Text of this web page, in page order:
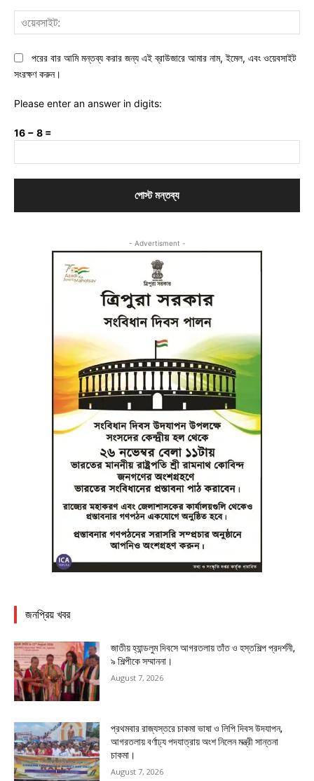
পরের বার আমি মন্তব্য করার জন্য এই ব্রাউজারে আমার নাম, ইমেল, এবং ওয়েবসাইট
সংরক্ষণ করুন।
Please enter an answer in digits:
16 − 8 =
- Advertisment -
জনপ্রিয় খবর
জাতীয় হ্যান্ডলুম দিবসে আগরতলায় তাঁত ও হস্তশিল্প প্রদর্শনী,
৯ শিল্পীকে সম্মাননা।
August 7, 2026
প্রথমবার রাজ্যস্তরে চাকমা ভাষা ও লিপি দিবস উদযাপন,
আগরতলায় বর্ণাঢ্য পদযাত্রায় অংশ নিলেন মন্ত্রী সান্তনা
চাকমা।
August 7, 2026